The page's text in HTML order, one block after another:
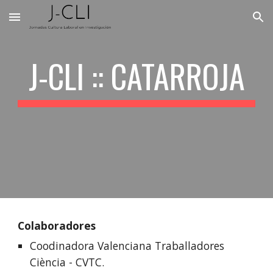
Skip to main content Skip to navigation
J-CLI ::CATARROJA
Colaboradores
Coodinadora Valenciana Traballadores
Ciència - CVTC.